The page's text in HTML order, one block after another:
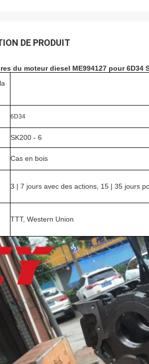
DE PRODUIT
du moteur diesel ME994127 pour 6D34
6D34
SK200 - 6
Cas en bois
3 | 7 jours avec des actions, 15 | 35 jours
TTT, Western Union